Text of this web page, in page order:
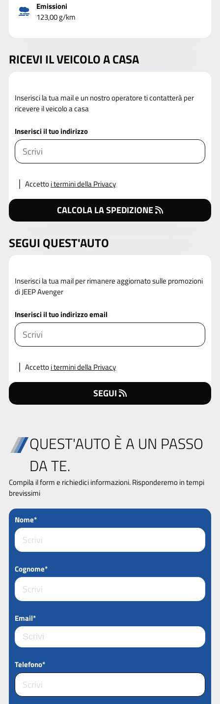
Emissioni
123,00 g/km
RICEVI IL VEICOLO A CASA
Inserisci la tua mail e un nostro operatore ti contatterà per
ricevere il veicolo a casa
Inserisci il tuo indirizzo
Accettoi termini della Privacy
CALCOLA LA SPEDIZIONE
SEGUI QUEST'AUTO
Inserisci la tua mail per rimanere aggiornato sulle promozioni
di JEEP Avenger
Inserisci il tuo indirizzo email
Accettoi termini della Privacy
SEGUI
QUEST'AUTO È A UN PASSO
DA TE.
Compila il form e richiedici informazioni. Risponderemo in tempi
brevissimi
Nome*
Cognome*
Email*
Telefono*